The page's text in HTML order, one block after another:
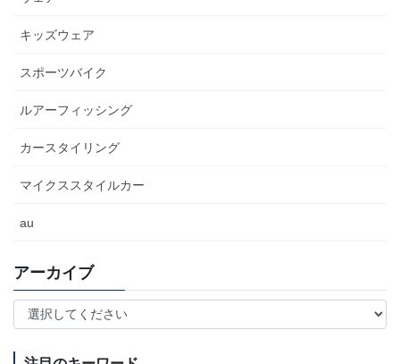
キッズウェア
スポーツバイク
ルアーフィッシング
カースタイリング
マイクススタイルカー
au
アーカイブ